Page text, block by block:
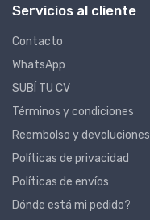
Servicios al cliente
Contacto
WhatsApp
SUBÍ TU CV
Términos y condiciones
Reembolso y devoluciones
Políticas de privacidad
Políticas de envíos
Dónde está mi pedido?